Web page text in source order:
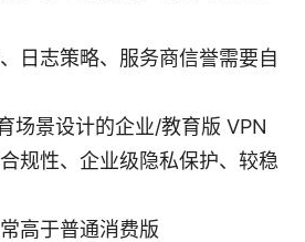
日志策略、服务商信誉需要自
场景设计的企业/教育版 VPN
规性、企业级隐私保护、较稳
高于普通消费版